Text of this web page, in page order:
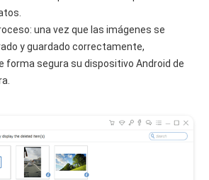
una vez que las imágenes se
y guardado correctamente,
forma segura su dispositivo Android de